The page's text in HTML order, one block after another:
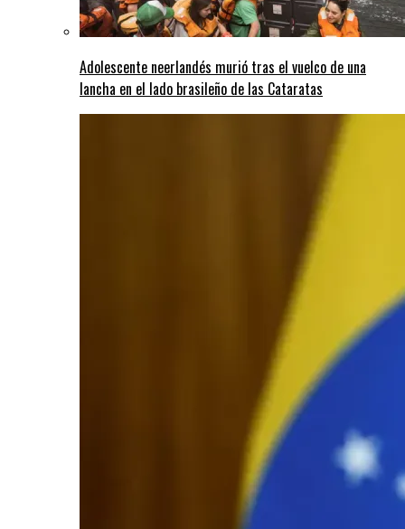
Adolescente neerlandés murió tras el vuelco de una
lancha en el lado brasileño de las Cataratas